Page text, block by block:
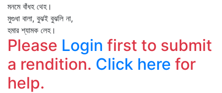
মনমে বাঁধহ থেহ।
মুগুধা বালা, বুঝই বুঝলি না,
হমার শ্যামক লেহ।
Please Login first to submit
a rendition. Click here for
help.